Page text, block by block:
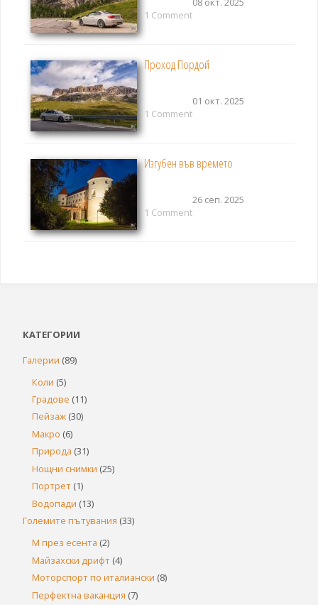
1 Comment
Проход Пордой
01 окт. 2025
1 Comment
Изгубен във времето
26 сеп. 2025
1 Comment
КАТЕГОРИИ
Галерии (89)
Коли (5)
Градове (11)
Пейзаж (30)
Макро (6)
Природа (31)
Нощни снимки (25)
Портрет (1)
Водопади (13)
Големите пътувания (33)
М през есента (2)
Майзахски дрифт (4)
Моторспорт по италиански (8)
Перфектна ваканция (7)